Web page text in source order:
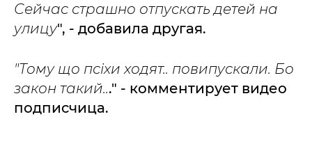
Сейчас страшно отпускать детей на
улицу", - добавила другая.
"Тому що псіхи ходят.. повипускали. Бо
закон такий..." - комментирует видео
подписчица.